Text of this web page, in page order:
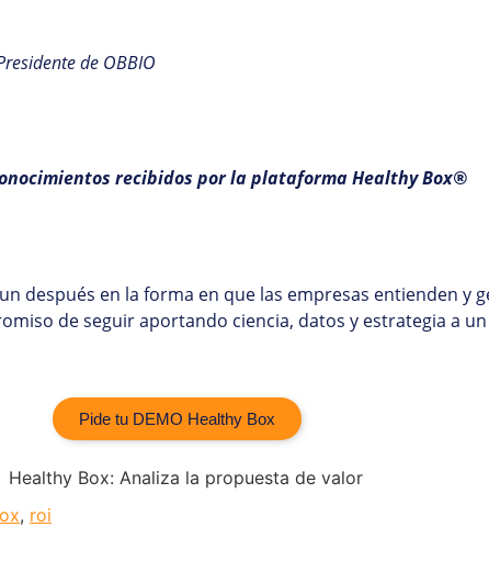
de OBBIO
recibidos por la plataforma Healthy Box®
después en la forma en que las empresas entienden y
de seguir aportando ciencia, datos y estrategia a
Pide tu DEMO Healthy Box
, roi